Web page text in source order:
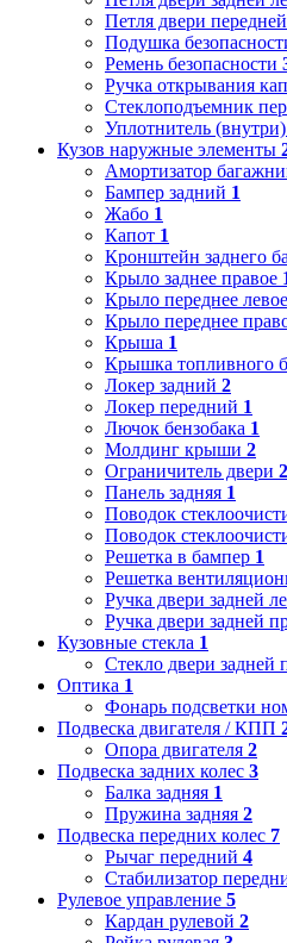
Петля двери
Подушка
Ремень безопасности
Ручка открывания
Стеклоподъемник
Уплотнитель (внутри)
Кузов наружные элементы
Амортизатор
Бампер задний 1
Жабо 1
Капот 1
Кронштейн заднего
Крыло заднее правое
Крыло переднее левое
Крыло переднее
Крыша 1
Крышка топливного
Локер задний 2
Локер передний 1
Лючок бензобака 1
Молдинг крыши 2
Ограничитель двери 2
Панель задняя 1
Поводок
Поводок
Решетка в бампер 1
Решетка
Ручка двери задней
Ручка двери задней
Кузовные стекла 1
Стекло двери задней
Оптика 1
Фонарь подсветки
Подвеска двигателя / КПП
Опора двигателя 2
Подвеска задних колес 3
Балка задняя 1
Пружина задняя 2
Подвеска передних колес 7
Рычаг передний 4
Стабилизатор
Рулевое управление 5
Кардан рулевой 2